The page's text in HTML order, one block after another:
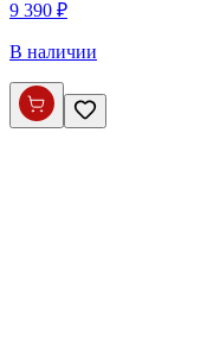
9 390 ₽
В наличии